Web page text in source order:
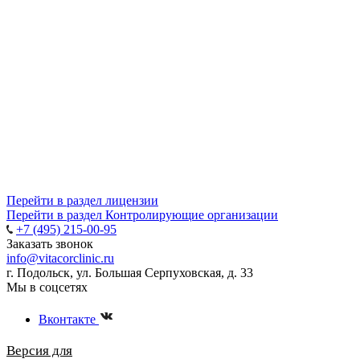
Перейти в раздел лицензии
Перейти в раздел Контролирующие организации
+7 (495) 215-00-95
Заказать звонок
info@vitacorclinic.ru
г. Подольск, ул. Большая Серпуховская, д. 33
Мы в соцсетях
Вконтакте
Версия для